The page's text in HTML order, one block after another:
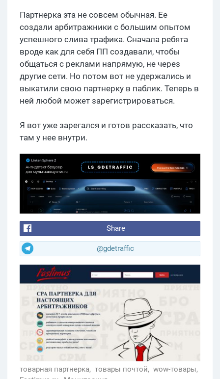
Партнерка эта не совсем обычная. Ее
создали арбитражники с большим опытом
успешного слива трафика. Сначала ребята
вроде как для себя ПП создавали, чтобы
общаться с реклами напрямую, не через
другие сети. Но потом вот не удержались и
выкатили свою партнерку в паблик. Теперь в
ней любой может зарегистрироваться.
Я вот уже зарегался и готов рассказать, что
там у нее внутри.
Share
@gdetraffic
товарная партнерка, товары почтой, wow-товары,